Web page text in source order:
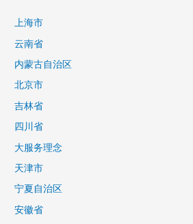
上海市
云南省
内蒙古自治区
北京市
吉林省
四川省
大服务理念
天津市
宁夏自治区
安徽省